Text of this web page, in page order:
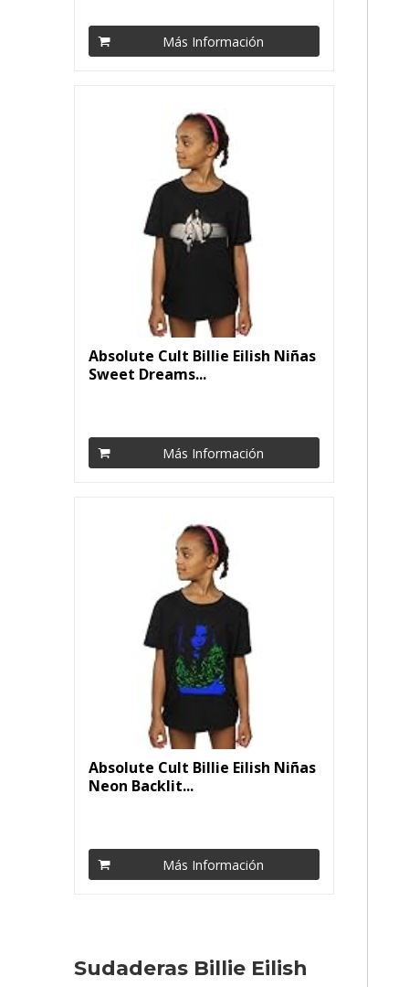
Más Información
Absolute Cult Billie Eilish Niñas
Sweet Dreams...
Más Información
Absolute Cult Billie Eilish Niñas
Neon Backlit...
Más Información
Sudaderas Billie Eilish